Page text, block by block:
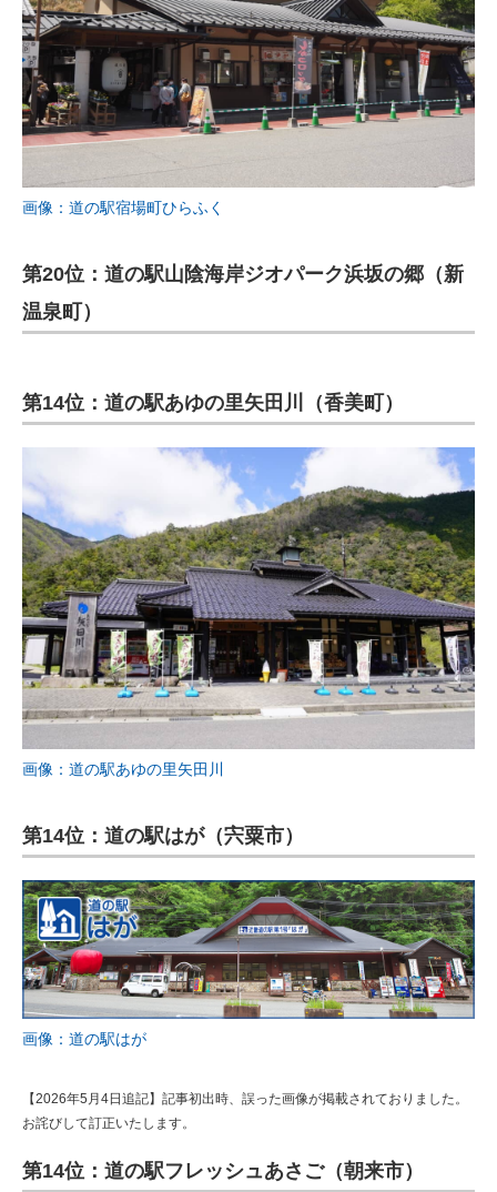
画像：道の駅宿場町ひらふく
第20位：道の駅山陰海岸ジオパーク浜坂の郷（新
温泉町）
第14位：道の駅あゆの里矢田川（香美町）
画像：道の駅あゆの里矢田川
第14位：道の駅はが（宍粟市）
画像：道の駅はが
【2026年5月4日追記】記事初出時、誤った画像が掲載されておりました。
お詫びして訂正いたします。
第14位：道の駅フレッシュあさご（朝来市）